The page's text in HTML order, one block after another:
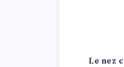
Le nez